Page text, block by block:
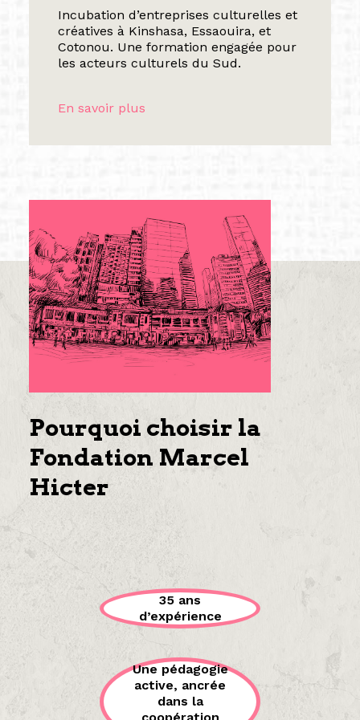
Incubation d’entreprises culturelles et
créatives à Kinshasa, Essaouira, et
Cotonou. Une formation engagée pour
les acteurs culturels du Sud.
En savoir plus
Pourquoi choisir la
Fondation Marcel
Hicter
35 ans
d’expérience
Une pédagogie
active, ancrée
dans la